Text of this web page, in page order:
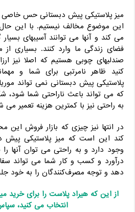
میز پلاستیکی پیش دبستانی حس خاصی
این موضوع مخالف نیستیم. با این
می کند و آنها می توانند آسیبهای
فضای زندگی ما وارد کنند. بسیاری
صندلیهای چوبی هستیم که اصلا نیز
کنید ظاهر نامرتبی برای شما و
پلاستیکی پیش دبستانی نمی تواند
که می تواند باعث ناراحتی شما
به راحتی نیز با کمترین هزینه تعمیر می
در انتها نیز چیزی که بازار فروش این
کند این است که میز پلاستیکی پیش
وجود دارد و به راحتی می‌ توان آنها را
درآورد و کسب ‌و کار شما می ‌تواند
دهد و توجه مصرف‌کنندگان را به خود
از این که هیراد پلاست را برای خرید
انتخاب می کنید،